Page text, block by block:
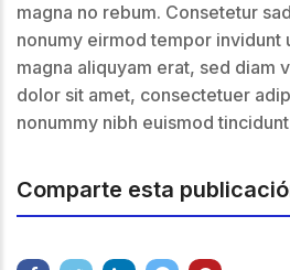
magna no rebum. Consetetur
nonumy eirmod tempor invidunt
magna aliquyam erat, sed diam
dolor sit amet, consectetuer
nonummy nibh euismod
Comparte esta